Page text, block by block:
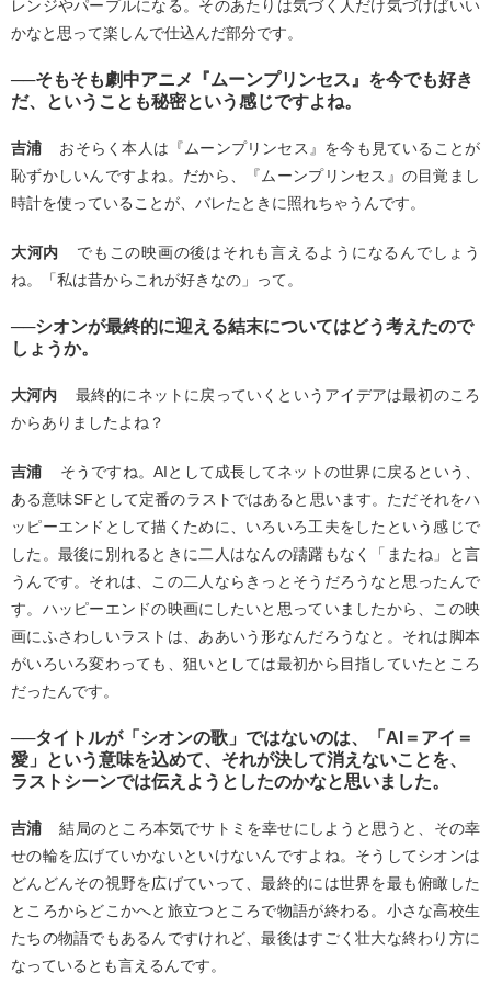
レンジやパープルになる。そのあたりは気づく人だけ気づけばいい
かなと思って楽しんで仕込んだ部分です。
──そもそも劇中アニメ『ムーンプリンセス』を今でも好き
だ、ということも秘密という感じですよね。
吉浦
おそらく本人は『ムーンプリンセス』を今も見ていることが
恥ずかしいんですよね。だから、『ムーンプリンセス』の目覚まし
時計を使っていることが、バレたときに照れちゃうんです。
大河内
でもこの映画の後はそれも言えるようになるんでしょう
ね。「私は昔からこれが好きなの」って。
──シオンが最終的に迎える結末についてはどう考えたので
しょうか。
大河内
最終的にネットに戻っていくというアイデアは最初のころ
からありましたよね？
吉浦
そうですね。AIとして成長してネットの世界に戻るという、
ある意味SFとして定番のラストではあると思います。ただそれをハ
ッピーエンドとして描くために、いろいろ工夫をしたという感じで
した。最後に別れるときに二人はなんの躊躇もなく「またね」と言
うんです。それは、この二人ならきっとそうだろうなと思ったんで
す。ハッピーエンドの映画にしたいと思っていましたから、この映
画にふさわしいラストは、ああいう形なんだろうなと。それは脚本
がいろいろ変わっても、狙いとしては最初から目指していたところ
だったんです。
──タイトルが「シオンの歌」ではないのは、「AI＝アイ＝
愛」という意味を込めて、それが決して消えないことを、
ラストシーンでは伝えようとしたのかなと思いました。
吉浦
結局のところ本気でサトミを幸せにしようと思うと、その幸
せの輪を広げていかないといけないんですよね。そうしてシオンは
どんどんその視野を広げていって、最終的には世界を最も俯瞰した
ところからどこかへと旅立つところで物語が終わる。小さな高校生
たちの物語でもあるんですけれど、最後はすごく壮大な終わり方に
なっているとも言えるんです。